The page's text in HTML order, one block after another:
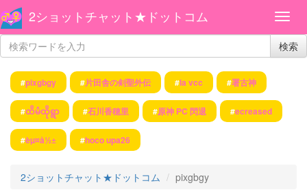
2ショットチャット★ドットコム
検索
#pixgbgy #片田舎の剣聖外伝 #la vcc #署古神
#ထိမံထိုရွာ #石川香穂里 #原神 PC 閃退 #ecreased
#èµ¤å½± #hoco upa26
2ショットチャット★ドットコム pixgbgy